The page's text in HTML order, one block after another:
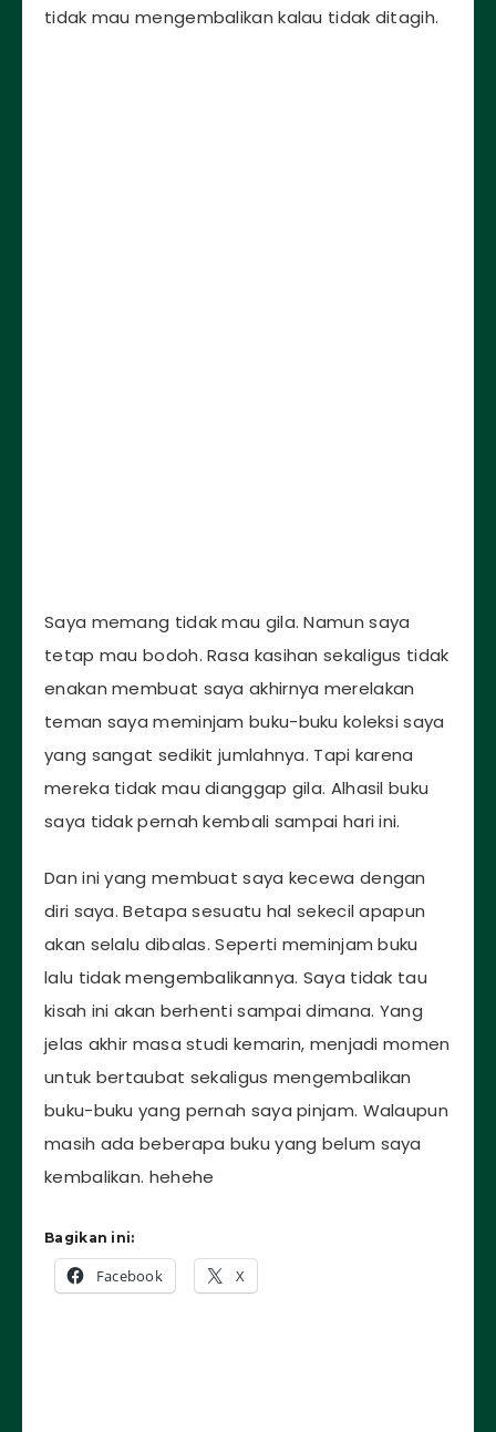
tidak mau mengembalikan kalau tidak ditagih.
Saya memang tidak mau gila. Namun saya
tetap mau bodoh. Rasa kasihan sekaligus tidak
enakan membuat saya akhirnya merelakan
teman saya meminjam buku-buku koleksi saya
yang sangat sedikit jumlahnya. Tapi karena
mereka tidak mau dianggap gila. Alhasil buku
saya tidak pernah kembali sampai hari ini.
Dan ini yang membuat saya kecewa dengan
diri saya. Betapa sesuatu hal sekecil apapun
akan selalu dibalas. Seperti meminjam buku
lalu tidak mengembalikannya. Saya tidak tau
kisah ini akan berhenti sampai dimana. Yang
jelas akhir masa studi kemarin, menjadi momen
untuk bertaubat sekaligus mengembalikan
buku-buku yang pernah saya pinjam. Walaupun
masih ada beberapa buku yang belum saya
kembalikan. hehehe
Bagikan ini:
Facebook X